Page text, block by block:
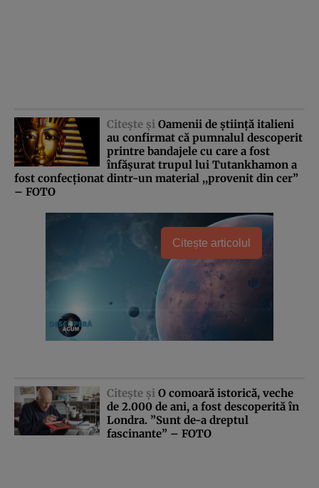
Citeşte şi Oamenii de ştiinţă italieni
au confirmat că pumnalul descoperit
printre bandajele cu care a fost
înfăşurat trupul lui Tutankhamon a
fost confecţionat dintr-un material ,,provenit din cer”
– FOTO
Citește articolul
Citeşte şi O comoară istorică, veche
de 2.000 de ani, a fost descoperită în
Londra. ”Sunt de-a dreptul
fascinante” – FOTO